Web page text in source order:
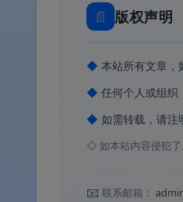
A：主要体现在舞
灯光逐级增加）、
Q3：这套素
活力、专业与艺术
📄 版权声明
◆ 本站所有文章，
◆ 任何个人或组织
◆ 如需转载，请注
◇ 如本站内容侵犯
📧 联系邮箱：